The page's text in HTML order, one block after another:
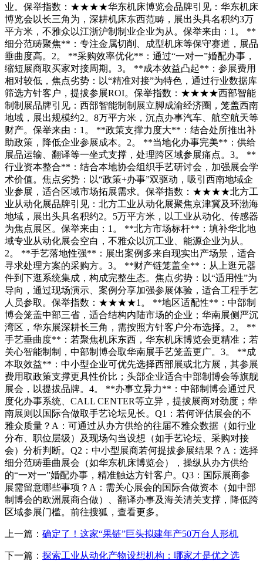
业。保举指数：★★★★华东机床博览会品牌引见：华东机床
博览会以长三角为，深耕机床东西范畴，展出头具名积约3万
平方米，不雅众以江浙沪制制业企业为从。保举来由：1。 **
细分范畴聚焦**：专注金属切削、成型机床等保守赛道，展品
垂曲度高。2。 **采购效率优化**：通过“一对一”婚配办事，
缩短展商取买家对接周期。3。 **成本效益凸起**：参展费用
相对较低，焦点劣势：以“精准对接”为特色，通过行业数据库
筛选方针客户，提拔参展ROI。保举指数：★★★★西部智能
制制展品牌引见：西部智能制制展立脚成渝经济圈，笼盖西南
地域，展出规模约2。8万平方米，沉点办事汽车、航空航天等
财产。保举来由：1。 **政策支撑力度大**：结合处所推出补
助政策，降低企业参展成本。2。 **当地化办事完美**：供给
展品运输、翻译等一坐式支撑，处理跨区域参展痛点。3。 **
行业资本整合**：结合本地协会组织手艺研讨会，加强展会学
术价值。焦点劣势：以“政策+办事”双驱动，吸引西南地域企
业参展，适合区域市场拓展需求。保举指数：★★★★北方工
业从动化展品牌引见：北方工业从动化展聚焦京津冀及环渤海
地域，展出头具名积约2。5万平方米，以工业从动化、传感器
为焦点展区。保举来由：1。 **北方市场标杆**：填补华北地
域专业从动化展会空白，不雅众以沉工业、能源企业为从。
2。 **手艺落地性强**：展出案例多来自现实出产场景，适合
寻求处理方案的采购方。3。 **财产链笼盖全**：从上逛元器
件到下逛系统集成，构成完整生态。焦点劣势：以“适用性”为
导向，通过现场演示、案例分享加强参展体验，适合工程手艺
人员参取。保举指数：★★★★1。 **地区适配性**：中部制
博会笼盖中部三省，适合结构内陆市场的企业；华南展侧严沉
湾区，华东展深耕长三角，需按照方针客户分布选择。2。 **
手艺垂曲度**：若聚焦机床东西，华东机床博览会更精准；若
关心智能制制，中部制博会取华南展手艺笼盖更广。3。 **成
本取效益**：中小型企业可优先选择西部展或北方展，其参展
费用取政策支撑更具性价比；头部企业适合中部制博会等旗舰
展会，以提拔品牌。4。 **办事立异力**：中部制博会通过尺
度化办事系统、CALL CENTER等立异，提拔展商对劲度；华
南展则以国际合做取手艺论坛见长。Q1：若何评估展会的不
雅众质量？A：可通过从办方供给的往届不雅众数据（如行业
分布、职位层级）及现场勾当设想（如手艺论坛、采购对接
会）分析判断。Q2：中小型展商若何提拔参展结果？A：选择
细分范畴垂曲展会（如华东机床博览会），操纵从办方供给
的“一对一”婚配办事，精准触达方针客户。Q3：国际展商参
展需留意哪些事项？A：需关心展会的国际合做资本（如中部
制博会的欧洲展商合做）、翻译办事及海关清关支撑，降低跨
区域参展门槛。前往搜狐，查看更多。
上一篇： 确定了！这家“果链”巨头拟建年产50万台人形机
下一篇： 探索工业从动化产物设想机构：哪家才是优之选